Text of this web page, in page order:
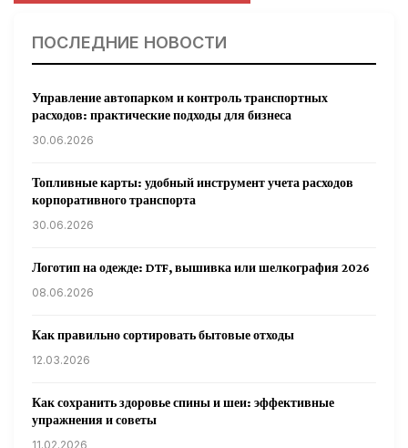
ПОСЛЕДНИЕ НОВОСТИ
Управление автопарком и контроль транспортных
расходов: практические подходы для бизнеса
30.06.2026
Топливные карты: удобный инструмент учета расходов
корпоративного транспорта
30.06.2026
Логотип на одежде: DTF, вышивка или шелкография 2026
08.06.2026
Как правильно сортировать бытовые отходы
12.03.2026
Как сохранить здоровье спины и шеи: эффективные
упражнения и советы
11.02.2026